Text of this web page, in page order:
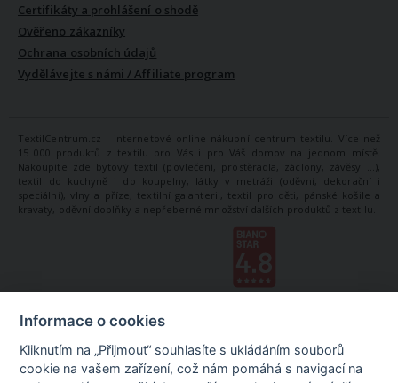
Certifikáty a prohlášení o shodě
Ověřeno zákazníky
Ochrana osobních údajů
Vydělávejte s námi / Affiliate program
TextilCentrum.cz - internetové online nákupní centrum textilu. Více než
15 000 produktů z textilu pro Vás i pro Váš domov na jednom místě.
Nakoupíte zde bytový textil (povlečení, prostěradla, záclony, závěsy ...),
textil do kuchyně i do koupelny, látky v metráži (oděvní, dekorační i
speciální), vlny a příze, textilní galanterii, textil pro děti, pánské košile a
kravaty, oděvní doplňky a nepřeberné množství dalších produktů z textilu.
Informace o cookies
Kliknutím na „Přijmout“ souhlasíte s ukládáním souborů
cookie na vašem zařízení, což nám pomáhá s navigací na